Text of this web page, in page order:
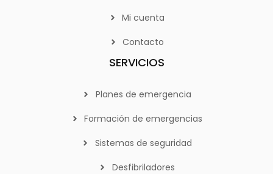
Mi cuenta
Contacto
SERVICIOS
Planes de emergencia
Formación de emergencias
Sistemas de seguridad
Desfibriladores